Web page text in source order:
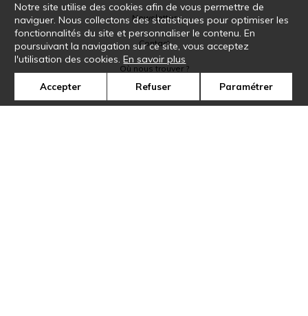
Newsletter
Contact
Où nous trouver ?
Notre site utilise des cookies afin de vous permettre de
naviguer. Nous collectons des statistiques pour optimiser les
fonctionnalités du site et personnaliser le contenu. En
poursuivant la navigation sur ce site, vous acceptez
l'utilisation des cookies.En savoir plus
Accepter Refuser Paramétrer